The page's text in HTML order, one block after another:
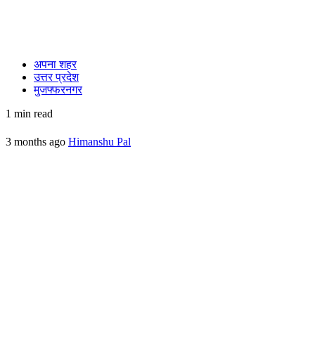
अपना शहर
उत्तर प्रदेश
मुजफ्फरनगर
1 min read
3 months ago Himanshu Pal